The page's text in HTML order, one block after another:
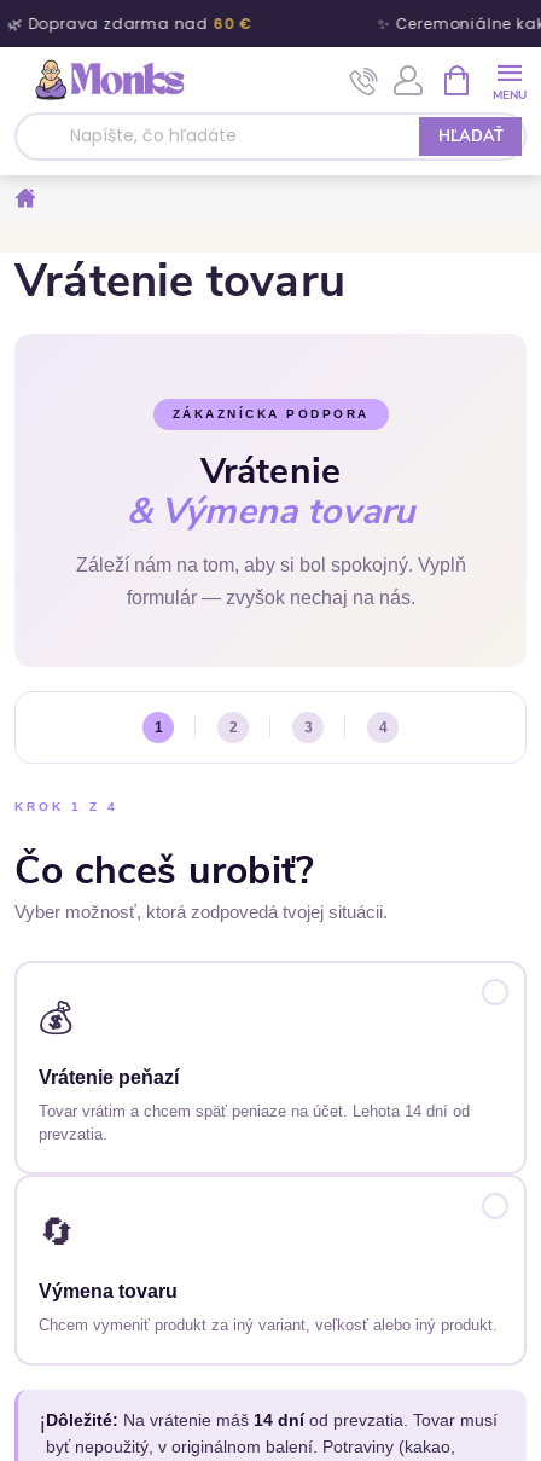
🌿 Doprava zdarma nad 60 € ✨ Ceremoniálne
Prejsť na obsah
HĽADAŤ
Vrátenie tovaru
ZÁKAZNÍCKA PODPORA
Vrátenie
& Výmena tovaru
Záleží nám na tom, aby si bol spokojný. Vyplň
formulár — zvyšok nechaj na nás.
1 2 3 4
KROK 1 Z 4
Čo chceš urobiť?
Vyber možnosť, ktorá zodpovedá tvojej situácii.
💰
Vrátenie peňazí
Tovar vrátim a chcem späť peniaze na účet. Lehota 14 dní od
prevzatia.
🔄
Výmena tovaru
Chcem vymeniť produkt za iný variant, veľkosť alebo iný produkt.
ℹ️Dôležité: Na vrátenie máš 14 dníod prevzatia. Tovar musí
byť nepoužitý, v originálnom balení. Potraviny (kakao,